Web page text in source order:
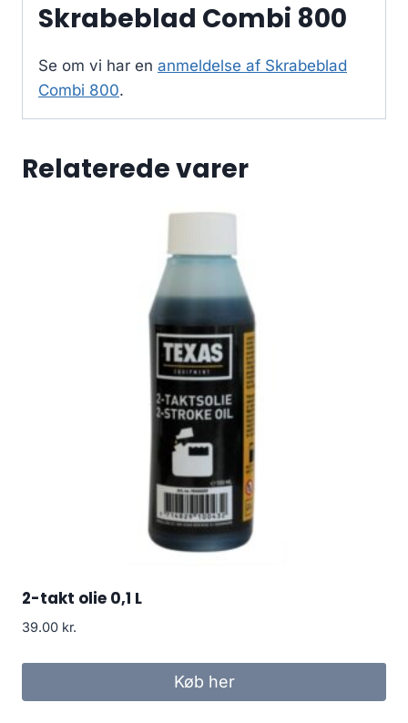
Skrabeblad Combi 800
Se om vi har en anmeldelse af Skrabeblad
Combi 800.
Relaterede varer
2-takt olie 0,1 L
39.00 kr.
Køb her